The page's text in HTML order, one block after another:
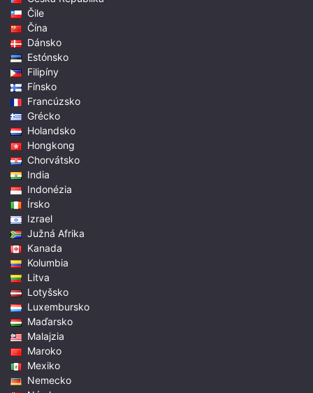
Čile
Čína
Dánsko
Estónsko
Filipíny
Fínsko
Francúzsko
Grécko
Holandsko
Hongkong
Chorvátsko
India
Indonézia
Írsko
Izrael
Južná Afrika
Kanada
Kolumbia
Litva
Lotyšsko
Luxembursko
Maďarsko
Malajzia
Maroko
Mexiko
Nemecko